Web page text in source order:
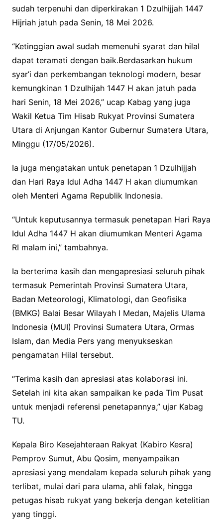
sudah terpenuhi dan diperkirakan 1 Dzulhijjah 1447
Hijriah jatuh pada Senin, 18 Mei 2026.
“Ketinggian awal sudah memenuhi syarat dan hilal
dapat teramati dengan baik.Berdasarkan hukum
syar’i dan perkembangan teknologi modern, besar
kemungkinan 1 Dzulhijah 1447 H akan jatuh pada
hari Senin, 18 Mei 2026,” ucap Kabag yang juga
Wakil Ketua Tim Hisab Rukyat Provinsi Sumatera
Utara di Anjungan Kantor Gubernur Sumatera Utara,
Minggu (17/05/2026).
Ia juga mengatakan untuk penetapan 1 Dzulhijjah
dan Hari Raya Idul Adha 1447 H akan diumumkan
oleh Menteri Agama Republik Indonesia.
“Untuk keputusannya termasuk penetapan Hari Raya
Idul Adha 1447 H akan diumumkan Menteri Agama
RI malam ini,” tambahnya.
Ia berterima kasih dan mengapresiasi seluruh pihak
termasuk Pemerintah Provinsi Sumatera Utara,
Badan Meteorologi, Klimatologi, dan Geofisika
(BMKG) Balai Besar Wilayah I Medan, Majelis Ulama
Indonesia (MUI) Provinsi Sumatera Utara, Ormas
Islam, dan Media Pers yang menyukseskan
pengamatan Hilal tersebut.
“Terima kasih dan apresiasi atas kolaborasi ini.
Setelah ini kita akan sampaikan ke pada Tim Pusat
untuk menjadi referensi penetapannya,” ujar Kabag
TU.
Kepala Biro Kesejahteraan Rakyat (Kabiro Kesra)
Pemprov Sumut, Abu Qosim, menyampaikan
apresiasi yang mendalam kepada seluruh pihak yang
terlibat, mulai dari para ulama, ahli falak, hingga
petugas hisab rukyat yang bekerja dengan ketelitian
yang tinggi.